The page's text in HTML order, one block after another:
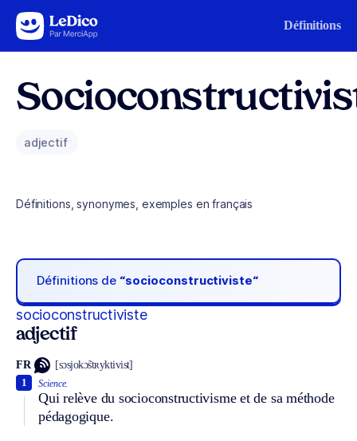
Aller au contenu Définitions
adjectif
Définitions, synonymes, exemples en français
Définitions de “socioconstructiviste“
socioconstructiviste
adjectif
FR [sɔsjokɔ̃stʀyktivist]
Science.
Qui relève du socioconstructivisme et de sa méthode
pédagogique.
1